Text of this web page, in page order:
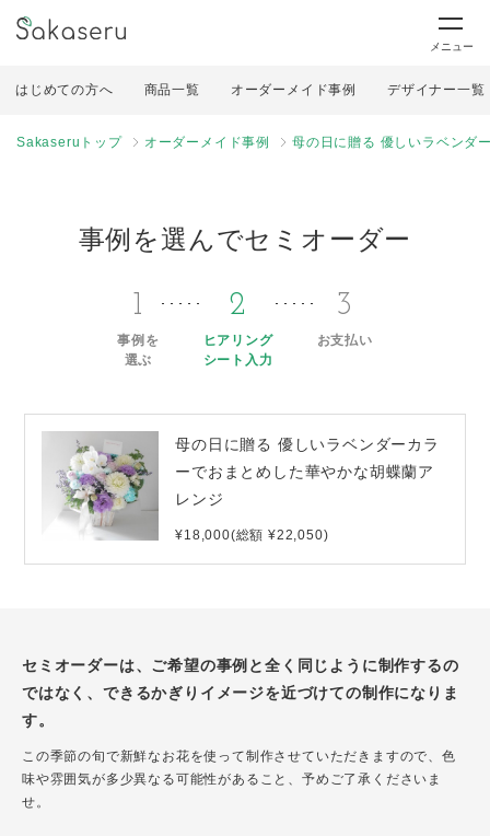
メニュー
はじめての方へ 商品一覧 オーダーメイド事例 デザイナー一覧
Sakaseruトップ オーダーメイド事例 母の日に贈る 優しいラベンダ
事例を選んでセミオーダー
1
事例を
選ぶ
2
ヒアリング
シート入力
3
お支払い
母の日に贈る 優しいラベンダーカラ
ーでおまとめした華やかな胡蝶蘭ア
レンジ
¥18,000(総額 ¥22,050)
セミオーダーは、ご希望の事例と全く同じように制作するの
ではなく、できるかぎりイメージを近づけての制作になりま
す。
この季節の旬で新鮮なお花を使って制作させていただきますので、色
味や雰囲気が多少異なる可能性があること、予めご了承くださいま
せ。